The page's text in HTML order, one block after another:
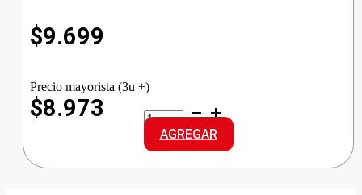
$9.699
Precio mayorista (3u +)
$8.973
RESERVA
S.JUAN
CONAC
cantidad
AGREGAR